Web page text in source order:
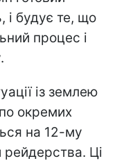
і будує те, що
процес і
із землею
окремих
на 12-му
Ці